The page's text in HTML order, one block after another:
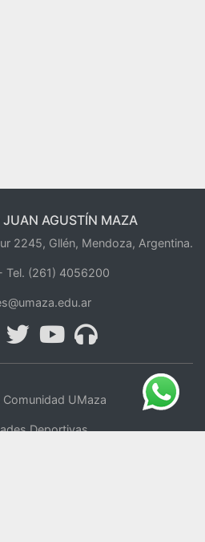
JUAN AGUSTÍN MAZA
2245, Gllén, Mendoza, Argentina.
Tel. (261) 4056200
Comunidad UMaza
Deportivas